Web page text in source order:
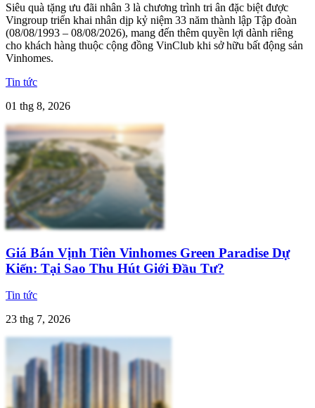
Siêu quà tặng ưu đãi nhân 3 là chương trình tri ân đặc biệt được
Vingroup triển khai nhân dịp kỷ niệm 33 năm thành lập Tập đoàn
(08/08/1993 – 08/08/2026), mang đến thêm quyền lợi dành riêng
cho khách hàng thuộc cộng đồng VinClub khi sở hữu bất động sản
Vinhomes.
Tin tức
01 thg 8, 2026
Giá Bán Vịnh Tiên Vinhomes Green Paradise Dự
Kiến: Tại Sao Thu Hút Giới Đầu Tư?
Tin tức
23 thg 7, 2026